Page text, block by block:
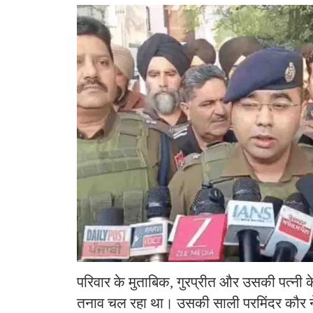
परिवार के मुताबिक, गुरप्रीत और उसकी
तनाव चल रहा था। उसकी साली परमिंदर कौर